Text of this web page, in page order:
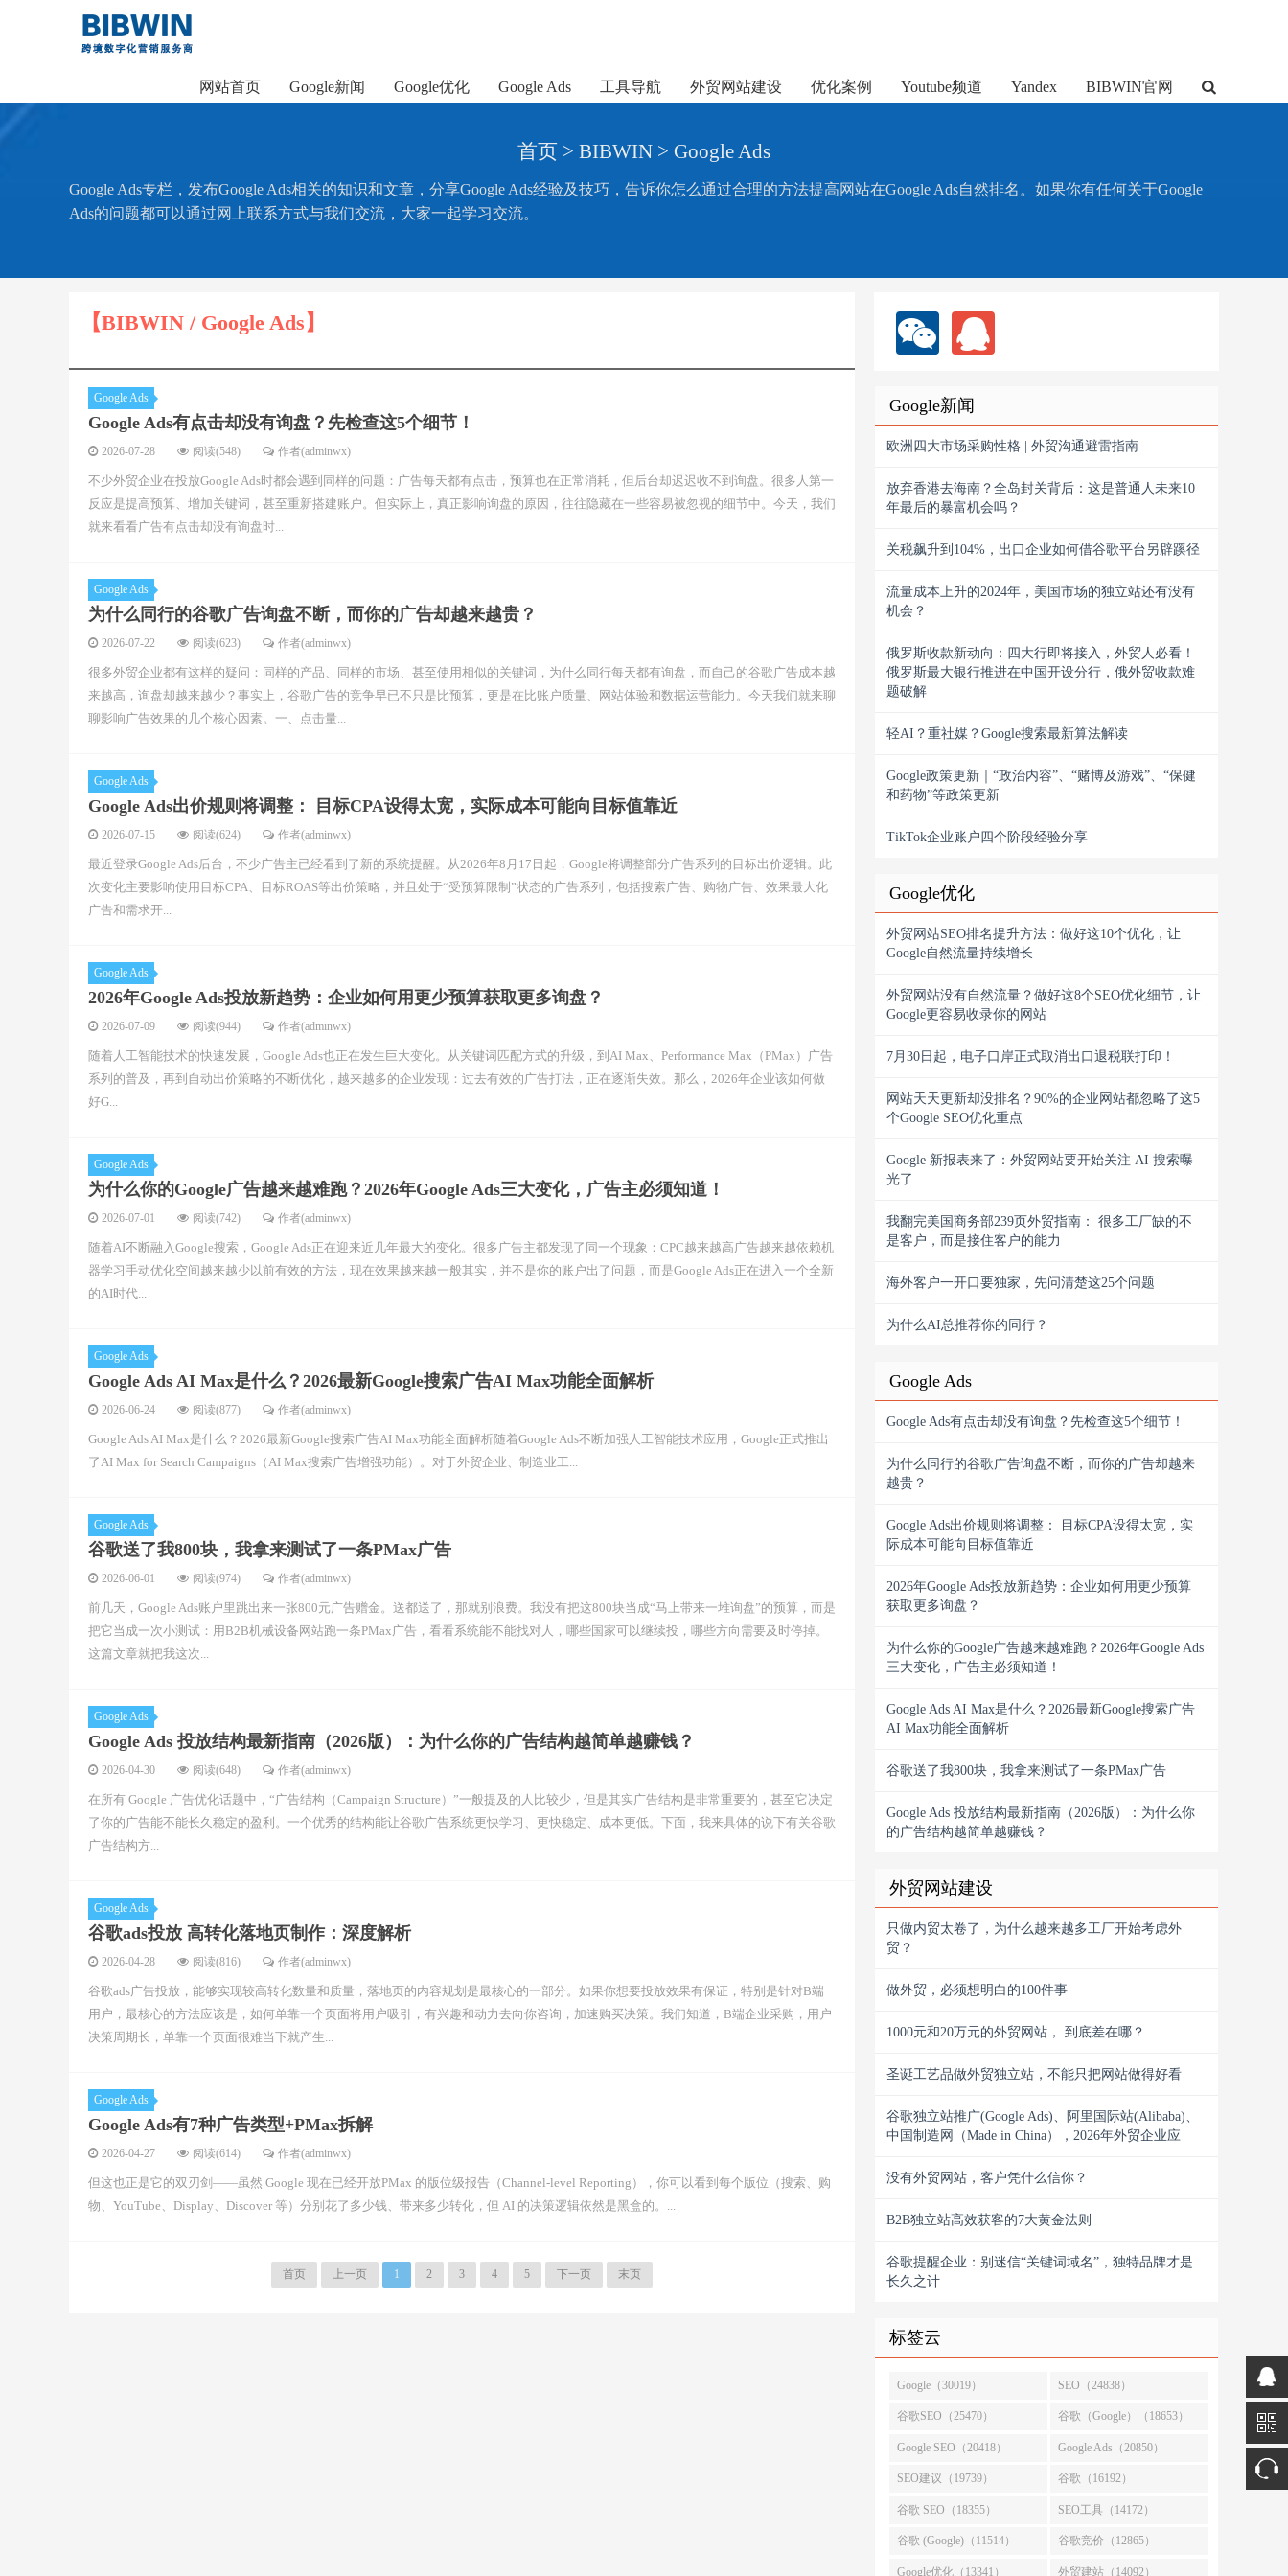
网站首页 Google新闻 Google优化 Google Ads 工具导航 外贸网站建设 优化案例 Youtube频道 Yandex BIBWIN官网
首页 > BIBWIN > Google Ads
Google Ads专栏，发布Google Ads相关的知识和文章，分享Google Ads经验及技巧，告诉你怎么通过合理的方法提高网站在Google Ads自然排名。如果你有任何关于Google
Ads的问题都可以通过网上联系方式与我们交流，大家一起学习交流。
【BIBWIN / Google Ads】
Google Ads
Google Ads有点击却没有询盘？先检查这5个细节！
2026-07-28 阅读(548) 作者(adminwx)
不少外贸企业在投放Google Ads时都会遇到同样的问题：广告每天都有点击，预算也在正常消耗，但后台却迟迟收不到询盘。很多人第一
反应是提高预算、增加关键词，甚至重新搭建账户。但实际上，真正影响询盘的原因，往往隐藏在一些容易被忽视的细节中。今天，我们
就来看看广告有点击却没有询盘时...
Google Ads
为什么同行的谷歌广告询盘不断，而你的广告却越来越贵？
2026-07-22 阅读(623) 作者(adminwx)
很多外贸企业都有这样的疑问：同样的产品、同样的市场、甚至使用相似的关键词，为什么同行每天都有询盘，而自己的谷歌广告成本越
来越高，询盘却越来越少？事实上，谷歌广告的竞争早已不只是比预算，更是在比账户质量、网站体验和数据运营能力。今天我们就来聊
聊影响广告效果的几个核心因素。一、点击量...
Google Ads
Google Ads出价规则将调整： 目标CPA设得太宽，实际成本可能向目标值靠近
2026-07-15 阅读(624) 作者(adminwx)
最近登录Google Ads后台，不少广告主已经看到了新的系统提醒。从2026年8月17日起，Google将调整部分广告系列的目标出价逻辑。此
次变化主要影响使用目标CPA、目标ROAS等出价策略，并且处于“受预算限制”状态的广告系列，包括搜索广告、购物广告、效果最大化
广告和需求开...
Google Ads
2026年Google Ads投放新趋势：企业如何用更少预算获取更多询盘？
2026-07-09 阅读(944) 作者(adminwx)
随着人工智能技术的快速发展，Google Ads也正在发生巨大变化。从关键词匹配方式的升级，到AI Max、Performance Max（PMax）广告
系列的普及，再到自动出价策略的不断优化，越来越多的企业发现：过去有效的广告打法，正在逐渐失效。那么，2026年企业该如何做
好G...
Google Ads
为什么你的Google广告越来越难跑？2026年Google Ads三大变化，广告主必须知道！
2026-07-01 阅读(742) 作者(adminwx)
随着AI不断融入Google搜索，Google Ads正在迎来近几年最大的变化。很多广告主都发现了同一个现象：CPC越来越高广告越来越依赖机
器学习手动优化空间越来越少以前有效的方法，现在效果越来越一般其实，并不是你的账户出了问题，而是Google Ads正在进入一个全新
的AI时代...
Google Ads
Google Ads AI Max是什么？2026最新Google搜索广告AI Max功能全面解析
2026-06-24 阅读(877) 作者(adminwx)
Google Ads AI Max是什么？2026最新Google搜索广告AI Max功能全面解析随着Google Ads不断加强人工智能技术应用，Google正式推出
了AI Max for Search Campaigns（AI Max搜索广告增强功能）。对于外贸企业、制造业工...
Google Ads
谷歌送了我800块，我拿来测试了一条PMax广告
2026-06-01 阅读(974) 作者(adminwx)
前几天，Google Ads账户里跳出来一张800元广告赠金。送都送了，那就别浪费。我没有把这800块当成“马上带来一堆询盘”的预算，而是
把它当成一次小测试：用B2B机械设备网站跑一条PMax广告，看看系统能不能找对人，哪些国家可以继续投，哪些方向需要及时停掉。
这篇文章就把我这次...
Google Ads
Google Ads 投放结构最新指南（2026版）：为什么你的广告结构越简单越赚钱？
2026-04-30 阅读(648) 作者(adminwx)
在所有 Google 广告优化话题中，“广告结构（Campaign Structure）”一般提及的人比较少，但是其实广告结构是非常重要的，甚至它决定
了你的广告能不能长久稳定的盈利。一个优秀的结构能让谷歌广告系统更快学习、更快稳定、成本更低。下面，我来具体的说下有关谷歌
广告结构方...
Google Ads
谷歌ads投放 高转化落地页制作：深度解析
2026-04-28 阅读(816) 作者(adminwx)
谷歌ads广告投放，能够实现较高转化数量和质量，落地页的内容规划是最核心的一部分。如果你想要投放效果有保证，特别是针对B端
用户，最核心的方法应该是，如何单靠一个页面将用户吸引，有兴趣和动力去向你咨询，加速购买决策。我们知道，B端企业采购，用户
决策周期长，单靠一个页面很难当下就产生...
Google Ads
Google Ads有7种广告类型+PMax拆解
2026-04-27 阅读(614) 作者(adminwx)
但这也正是它的双刃剑——虽然 Google 现在已经开放PMax 的版位级报告（Channel-level Reporting），你可以看到每个版位（搜索、购
物、YouTube、Display、Discover 等）分别花了多少钱、带来多少转化，但 AI 的决策逻辑依然是黑盒的。...
首页 上一页 1 2 3 4 5 下一页 末页
Google新闻
欧洲四大市场采购性格 | 外贸沟通避雷指南
放弃香港去海南？全岛封关背后：这是普通人未来10
年最后的暴富机会吗？
关税飙升到104%，出口企业如何借谷歌平台另辟蹊径
流量成本上升的2024年，美国市场的独立站还有没有
机会？
俄罗斯收款新动向：四大行即将接入，外贸人必看！
俄罗斯最大银行推进在中国开设分行，俄外贸收款难
题破解
轻AI？重社媒？Google搜索最新算法解读
Google政策更新｜“政治内容”、“赌博及游戏”、“保健
和药物”等政策更新
TikTok企业账户四个阶段经验分享
Google优化
外贸网站SEO排名提升方法：做好这10个优化，让
Google自然流量持续增长
外贸网站没有自然流量？做好这8个SEO优化细节，让
Google更容易收录你的网站
7月30日起，电子口岸正式取消出口退税联打印！
网站天天更新却没排名？90%的企业网站都忽略了这5
个Google SEO优化重点
Google 新报表来了：外贸网站要开始关注 AI 搜索曝
光了
我翻完美国商务部239页外贸指南： 很多工厂缺的不
是客户，而是接住客户的能力
海外客户一开口要独家，先问清楚这25个问题
为什么AI总推荐你的同行？
Google Ads
Google Ads有点击却没有询盘？先检查这5个细节！
为什么同行的谷歌广告询盘不断，而你的广告却越来
越贵？
Google Ads出价规则将调整： 目标CPA设得太宽，实
际成本可能向目标值靠近
2026年Google Ads投放新趋势：企业如何用更少预算
获取更多询盘？
为什么你的Google广告越来越难跑？2026年Google Ads
三大变化，广告主必须知道！
Google Ads AI Max是什么？2026最新Google搜索广告
AI Max功能全面解析
谷歌送了我800块，我拿来测试了一条PMax广告
Google Ads 投放结构最新指南（2026版）：为什么你
的广告结构越简单越赚钱？
外贸网站建设
只做内贸太卷了，为什么越来越多工厂开始考虑外
贸？
做外贸，必须想明白的100件事
1000元和20万元的外贸网站， 到底差在哪？
圣诞工艺品做外贸独立站，不能只把网站做得好看
谷歌独立站推广(Google Ads)、阿里国际站(Alibaba)、
中国制造网（Made in China），2026年外贸企业应
没有外贸网站，客户凭什么信你？
B2B独立站高效获客的7大黄金法则
谷歌提醒企业：别迷信“关键词域名”，独特品牌才是
长久之计
标签云
Google（30019） SEO（24838）
谷歌SEO（25470） 谷歌（Google）（18653）
Google SEO（20418） Google Ads（20850）
SEO建议（19739） 谷歌（16192）
谷歌 SEO（18355） SEO工具（14172）
谷歌 (Google)（11514） 谷歌竞价（12865）
Google优化（13341） 外贸建站（14092）